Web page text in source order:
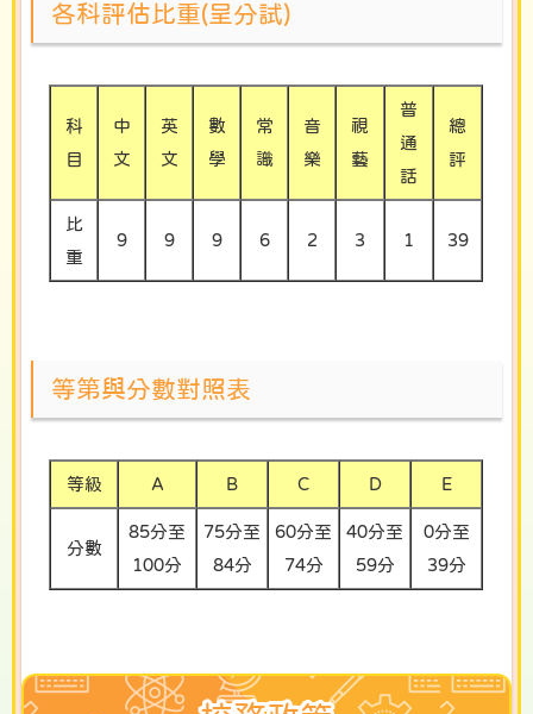
各科評估比重(呈分試)
科
目
中
文
英
文
數
學
常
識
音
樂
視
藝
普
通
話
總
評
比
重
9 9 9 6 2 3 1 39
等第與分數對照表
等級 A B C D E
分數
85分至
100分
75分至
84分
60分至
74分
40分至
59分
0分至
39分